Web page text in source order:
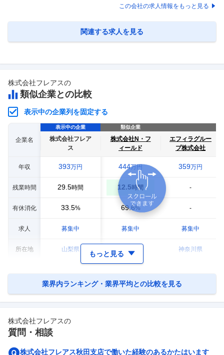
訳] 基本給 185,800円-234,000円 資格手当 10,000円 調整手当 10,000円
23年より新しいリハビリ室が完成 ・「医療」「看護」「…
この会社の求人情報をもっと見る
関連する求人を見る
株式会社フレアスの
類似企業との比較
表示中の企業列を固定する
企業名
年収
残業時間
有休消化
求人
所在地
表示中の企業
株式会社フレア
ス
393万円
29.5時間
33.5%
募集中
山梨県
類似企業
株式会社N・フ
ィールド
444万円
12.5 時間
69.6%
募集中
エフィラグルー
プ株式会社
359万円
-
-
募集中
神奈川県
もっと見る
業界内ランキング・業界平均との比較を見る
株式会社フレアスの
質問・相談
株式会社フレアス秋田支店で働いた経験のあるかたはいます